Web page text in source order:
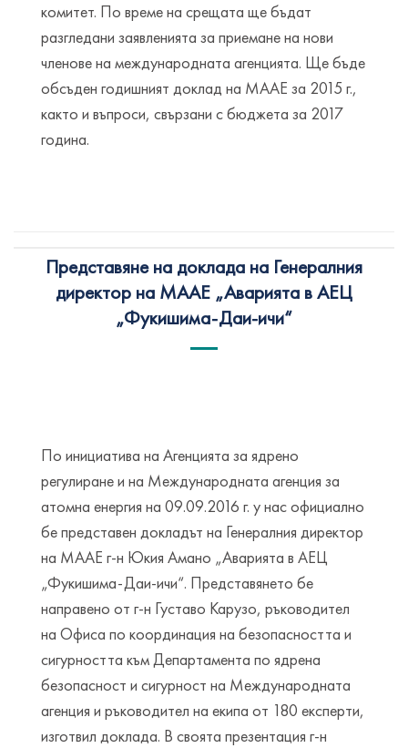
комитет. По време на срещата ще бъдат
разгледани заявленията за приемане на нови
членове на международната агенцията. Ще бъде
обсъден годишният доклад на МААЕ за 2015 г.,
както и въпроси, свързани с бюджета за 2017
година.
Представяне на доклада на Генералния
директор на МААЕ „Аварията в АЕЦ
„Фукишима-Даи-ичи“
По инициатива на Агенцията за ядрено
регулиране и на Международната агенция за
атомна енергия на 09.09.2016 г. у нас официално
бе представен докладът на Генералния директор
на МААЕ г-н Юкия Амано „Аварията в АЕЦ
„Фукишима-Даи-ичи“. Представянето бе
направено от г-н Густаво Карузо, ръководител
на Офиса по координация на безопасността и
сигурността към Департамента по ядрена
безопасност и сигурност на Международната
агенция и ръководител на екипа от 180 експерти,
изготвил доклада. В своята презентация г-н